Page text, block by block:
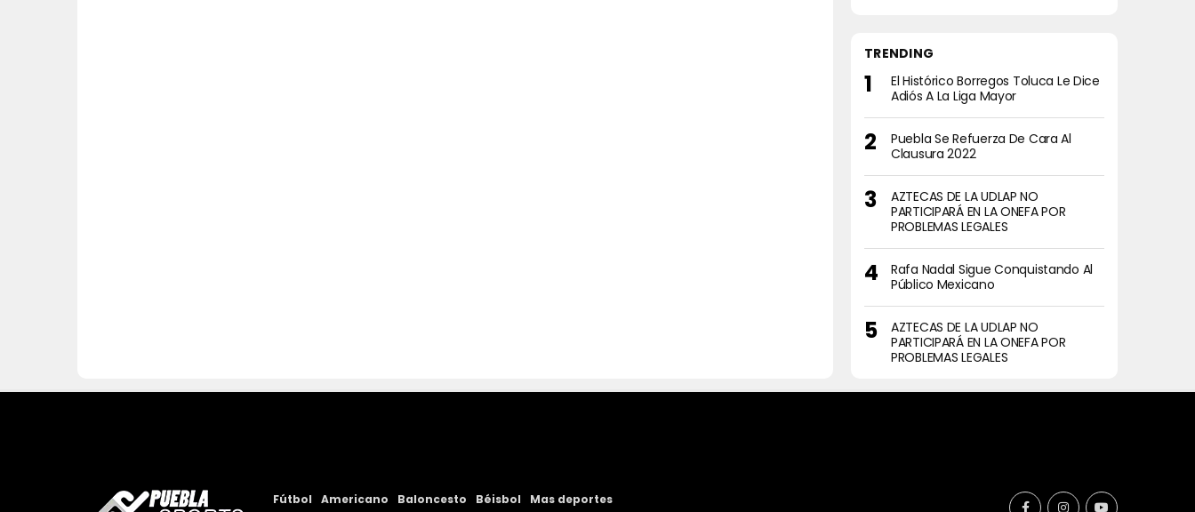
TRENDING
El Histórico Borregos Toluca Le Dice
Adiós A La Liga Mayor
Puebla Se Refuerza De Cara Al
Clausura 2022
AZTECAS DE LA UDLAP NO
PARTICIPARÁ EN LA ONEFA POR
PROBLEMAS LEGALES
Rafa Nadal Sigue Conquistando Al
Público Mexicano
AZTECAS DE LA UDLAP NO
PARTICIPARÁ EN LA ONEFA POR
PROBLEMAS LEGALES
Fútbol Americano Baloncesto Béisbol
Mas deportes